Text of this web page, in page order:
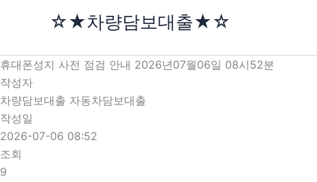
로
건
너
뛰
기
☆★차량담보대출★☆
휴대폰성지 사전 점검 안내 2026년07월06일 08시52분
작성자
차량담보대출 자동차담보대출
작성일
2026-07-06 08:52
조회
9